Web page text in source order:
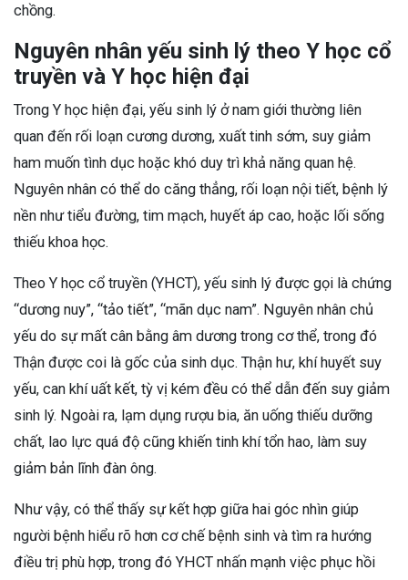
chồng.
Nguyên nhân yếu sinh lý theo Y học cổ
truyền và Y học hiện đại
Trong Y học hiện đại, yếu sinh lý ở nam giới thường liên
quan đến rối loạn cương dương, xuất tinh sớm, suy giảm
ham muốn tình dục hoặc khó duy trì khả năng quan hệ.
Nguyên nhân có thể do căng thẳng, rối loạn nội tiết, bệnh lý
nền như tiểu đường, tim mạch, huyết áp cao, hoặc lối sống
thiếu khoa học.
Theo Y học cổ truyền (YHCT), yếu sinh lý được gọi là chứng
“dương nuy”, “tảo tiết”, “mãn dục nam”. Nguyên nhân chủ
yếu do sự mất cân bằng âm dương trong cơ thể, trong đó
Thận được coi là gốc của sinh dục. Thận hư, khí huyết suy
yếu, can khí uất kết, tỳ vị kém đều có thể dẫn đến suy giảm
sinh lý. Ngoài ra, lạm dụng rượu bia, ăn uống thiếu dưỡng
chất, lao lực quá độ cũng khiến tinh khí tổn hao, làm suy
giảm bản lĩnh đàn ông.
Như vậy, có thể thấy sự kết hợp giữa hai góc nhìn giúp
người bệnh hiểu rõ hơn cơ chế bệnh sinh và tìm ra hướng
điều trị phù hợp, trong đó YHCT nhấn mạnh việc phục hồi